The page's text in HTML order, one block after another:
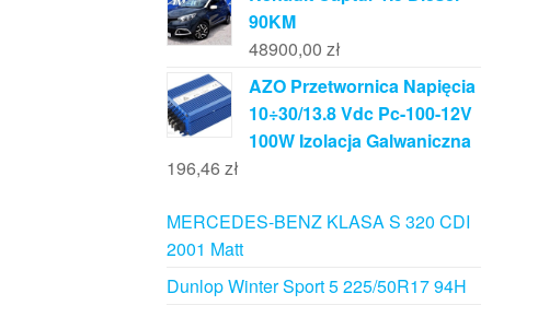
90KM
48900,00 zł
AZO Przetwornica Napięcia
10÷30/13.8 Vdc Pc-100-12V
100W Izolacja Galwaniczna
196,46 zł
MERCEDES-BENZ KLASA S 320 CDI
2001 Matt
Dunlop Winter Sport 5 225/50R17 94H